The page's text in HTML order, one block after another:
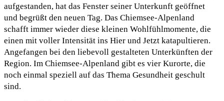
aufgestanden, hat das Fenster seiner Unterkunft geöffnet
und begrüßt den neuen Tag. Das Chiemsee-Alpenland
schafft immer wieder diese kleinen Wohlfühlmomente, die
einen mit voller Intensität ins Hier und Jetzt katapultieren.
Angefangen bei den liebevoll gestalteten Unterkünften der
Region. Im Chiemsee-Alpenland gibt es vier Kurorte, die
noch einmal speziell auf das Thema Gesundheit geschult
sind.